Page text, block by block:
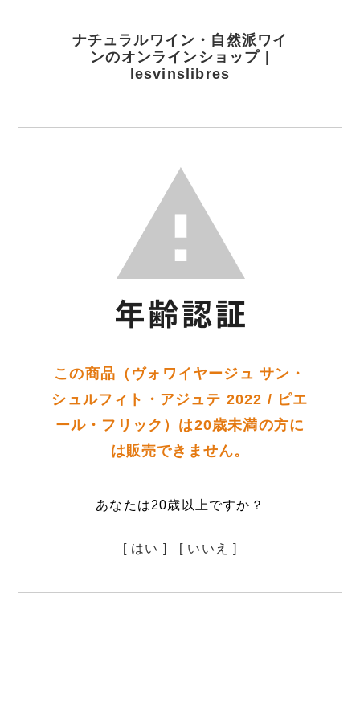
ナチュラルワイン・自然派ワイ
ンのオンラインショップ |
lesvinslibres
この商品（ヴォワイヤージュ サン・
シュルフィト・アジュテ 2022 / ピエ
ール・フリック）は20歳未満の方に
は販売できません。
あなたは20歳以上ですか？
[ はい ] [ いいえ ]